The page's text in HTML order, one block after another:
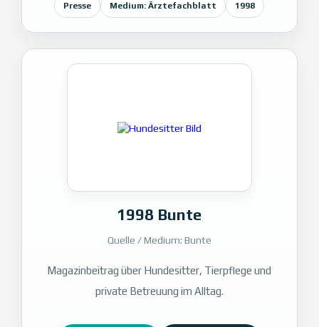
Presse Medium: Ärztefachblatt 1998
1998 Bunte
Quelle / Medium: Bunte
Magazinbeitrag über Hundesitter, Tierpflege und
private Betreuung im Alltag.